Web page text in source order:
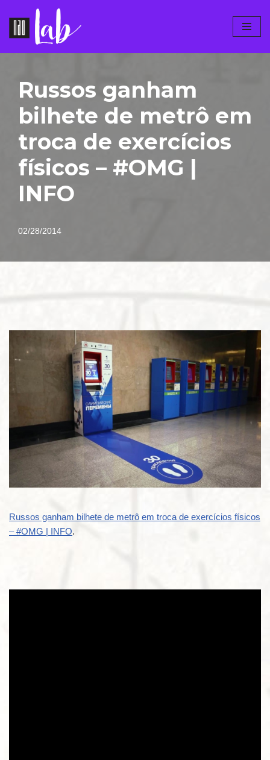
Pular
Russos ganham
bilhete de metrô em
troca de exercícios
físicos – #OMG |
INFO
02/28/2014
Russos ganham bilhete de metrô em troca de exercícios físicos
– #OMG | INFO.